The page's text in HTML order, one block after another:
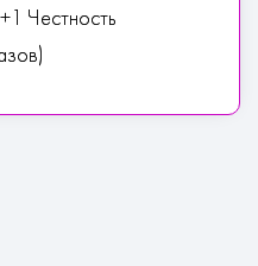
Честность